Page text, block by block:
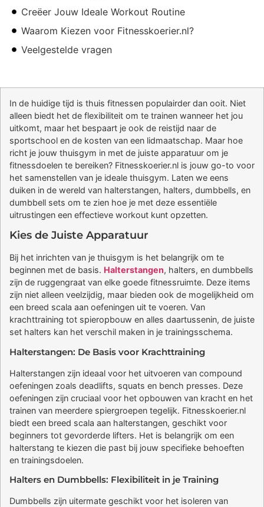
Creëer Jouw Ideale Workout Routine
Waarom Kiezen voor Fitnesskoerier.nl?
Veelgestelde vragen
In de huidige tijd is thuis fitnessen populairder dan ooit. Niet
alleen biedt het de flexibiliteit om te trainen wanneer het jou
uitkomt, maar het bespaart je ook de reistijd naar de
sportschool en de kosten van een lidmaatschap. Maar hoe
richt je jouw thuisgym in met de juiste apparatuur om je
fitnessdoelen te bereiken? Fitnesskoerier.nl is jouw go-to voor
het samenstellen van je ideale thuisgym. Laten we eens
duiken in de wereld van halterstangen, halters, dumbbells, en
dumbbell sets om te zien hoe je met deze essentiële
uitrustingen een effectieve workout kunt opzetten.
Kies de Juiste Apparatuur
Bij het inrichten van je thuisgym is het belangrijk om te
beginnen met de basis. Halterstangen, halters, en dumbbells
zijn de ruggengraat van elke goede fitnessruimte. Deze items
zijn niet alleen veelzijdig, maar bieden ook de mogelijkheid om
een breed scala aan oefeningen uit te voeren. Van
krachttraining tot spieropbouw en alles daartussenin, de juiste
set halters kan het verschil maken in je trainingsschema.
Halterstangen: De Basis voor Krachttraining
Halterstangen zijn ideaal voor het uitvoeren van compound
oefeningen zoals deadlifts, squats en bench presses. Deze
oefeningen zijn cruciaal voor het opbouwen van kracht en het
trainen van meerdere spiergroepen tegelijk. Fitnesskoerier.nl
biedt een breed scala aan halterstangen, geschikt voor
beginners tot gevorderde lifters. Het is belangrijk om een
halterstang te kiezen die past bij jouw specifieke behoeften
en trainingsdoelen.
Halters en Dumbbells: Flexibiliteit in je Training
Dumbbells zijn uitermate geschikt voor het isoleren van